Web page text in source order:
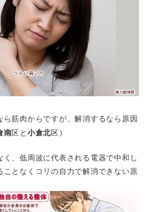
ら筋肉からですが、解消するなら原因
南区と小倉北区）
く、低周波に代表される電器で中和し
ことなくコリの自力で解消できない原